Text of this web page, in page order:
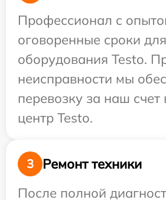
Профессионал с
оговоренные сроки
оборудования Testo.
неисправности мы
перевозку за наш счет
центр Testo.
3
Ремонт техники
После полной